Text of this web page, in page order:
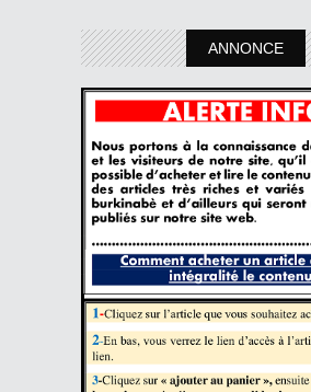
ANNONCE